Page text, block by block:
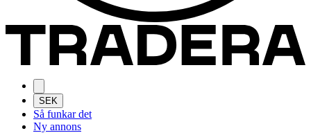
SEK
Så funkar det
Ny annons